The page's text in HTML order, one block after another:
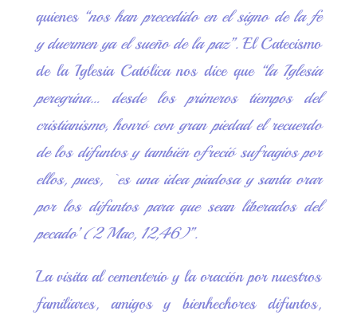
quienes “nos han precedido en el signo de la fe
y duermen ya el sueño de la paz”. El Catecismo
de la Iglesia Católica nos dice que “la Iglesia
peregrina… desde los primeros tiempos del
cristianismo, honró con gran piedad el recuerdo
de los difuntos y también ofreció sufragios por
ellos, pues, `es una idea piadosa y santa orar
por los difuntos para que sean liberados del
pecado’ (2 Mac, 12,46)”.
La visita al cementerio y la oración por nuestros
familiares, amigos y bienhechores difuntos,